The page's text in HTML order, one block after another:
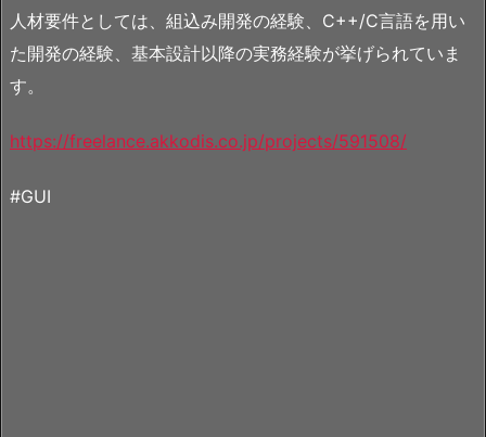
人材要件としては、組込み開発の経験、C++/C言語を用い
た開発の経験、基本設計以降の実務経験が挙げられていま
す。
https://freelance.akkodis.co.jp/projects/591508/
#GUI